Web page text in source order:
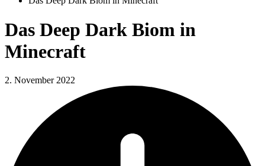
Das Deep Dark Biom in
Minecraft
2. November 2022